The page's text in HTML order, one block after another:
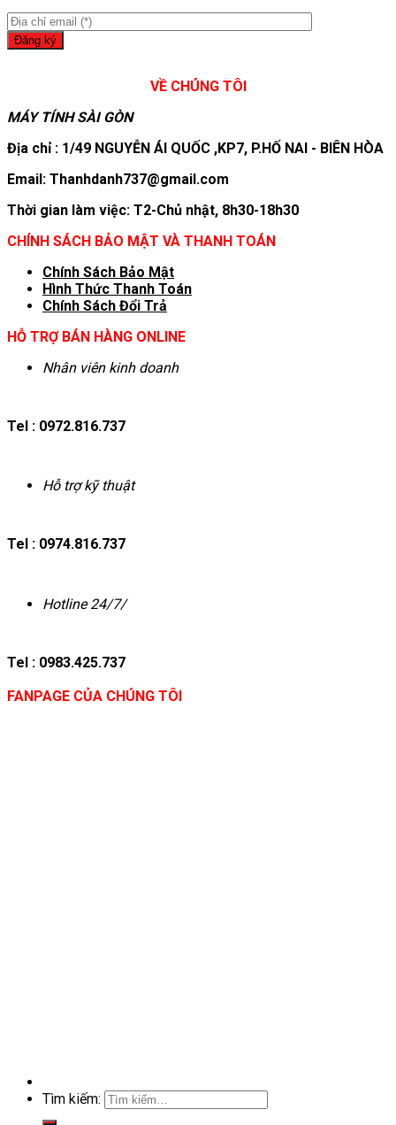
VỀ CHÚNG TÔI
MÁY TÍNH SÀI GÒN
Địa chỉ : 1/49 NGUYỄN ÁI QUỐC ,KP7, P.HỐ NAI - BIÊN HÒA
Email: Thanhdanh737@gmail.com
Thời gian làm việc: T2-Chủ nhật, 8h30-18h30
CHÍNH SÁCH BẢO MẬT VÀ THANH TOÁN
Chính Sách Bảo Mật
Hình Thức Thanh Toán
Chính Sách Đổi Trả
HỖ TRỢ BÁN HÀNG ONLINE
Nhân viên kinh doanh
Tel : 0972.816.737
Hỗ trợ kỹ thuật
Tel : 0974.816.737
Hotline 24/7/
Tel : 0983.425.737
FANPAGE CỦA CHÚNG TÔI
Tìm kiếm: